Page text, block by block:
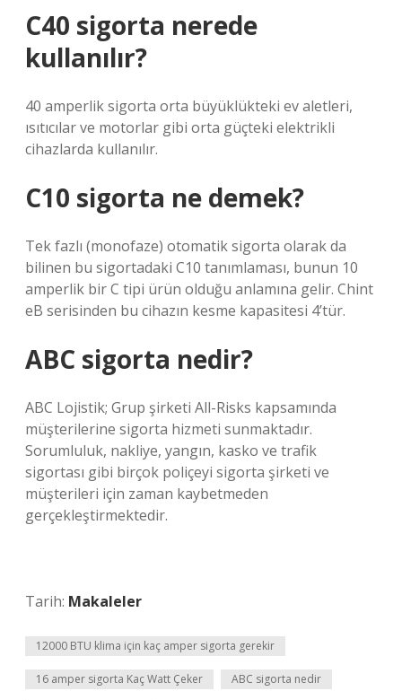
C40 sigorta nerede
kullanılır?
40 amperlik sigorta orta büyüklükteki ev aletleri,
ısıtıcılar ve motorlar gibi orta güçteki elektrikli
cihazlarda kullanılır.
C10 sigorta ne demek?
Tek fazlı (monofaze) otomatik sigorta olarak da
bilinen bu sigortadaki C10 tanımlaması, bunun 10
amperlik bir C tipi ürün olduğu anlamına gelir. Chint
eB serisinden bu cihazın kesme kapasitesi 4’tür.
ABC sigorta nedir?
ABC Lojistik; Grup şirketi All-Risks kapsamında
müşterilerine sigorta hizmeti sunmaktadır.
Sorumluluk, nakliye, yangın, kasko ve trafik
sigortası gibi birçok poliçeyi sigorta şirketi ve
müşterileri için zaman kaybetmeden
gerçekleştirmektedir.
Tarih: Makaleler
12000 BTU klima için kaç amper sigorta gerekir
16 amper sigorta Kaç Watt Çeker ABC sigorta nedir